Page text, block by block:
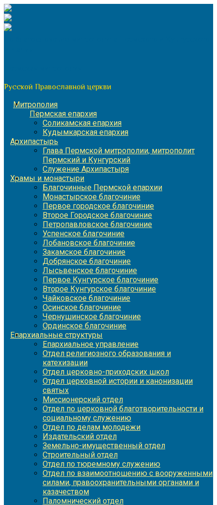
Перейти
к
содержимому
Русской Православной церкви
Митрополия
Пермская епархия
Соликамская епархия
Кудымкарская епархия
Архипастырь
Глава Пермской митрополии, митрополит
Пермский и Кунгурский
Служение Архипастыря
Храмы и монастыри
Благочинные Пермской епархии
Монастырское благочиние
Первое городское благочиние
Второе Городское благочиние
Петропавловское благочиние
Успенское благочиние
Лобановское благочиние
Закамское благочиние
Добрянское благочиние
Лысьвенское благочиние
Первое Кунгурское благочиние
Второе Кунгурское благочиние
Чайковское благочиние
Осинское благочиние
Чернушинское благочиние
Ординское благочиние
Епархиальные структуры
Епархиальное управление
Отдел религиозного образования и
катехизации
Отдел церковно-приходских школ
Отдел церковной истории и канонизации
святых
Миссионерский отдел
Отдел по церковной благотворительности и
социальному служению
Отдел по делам молодежи
Издательский отдел
Земельно-имущественный отдел
Строительный отдел
Отдел по тюремному служению
Отдел по взаимоотношению с вооруженными
силами, правоохранительными органами и
казачеством
Паломнический отдел